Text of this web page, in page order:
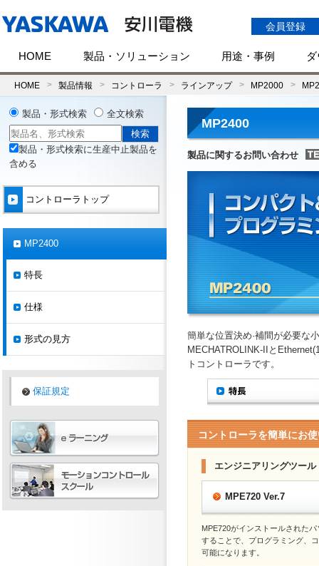
会員登録
HOME 製品・ソリューション 用途・事例
HOME 製品情報 コントローラ ラインアップ MP2000
MP2400
製品に関するお問い合わせ
簡単な位置決め·補間が必要な
MECHATROLINK-IIと
トコントローラです。
コントローラを簡単にお
エンジニアリングツール
MPE720 Ver.7
MPE720がインストールされた
することで、プログラミング、
可能になります。
製品・形式検索 全文検索
製品・形式検索に生産中止製品を
含める
コントローラトップ
MP2400
特長
仕様
形式の見方
保証規定